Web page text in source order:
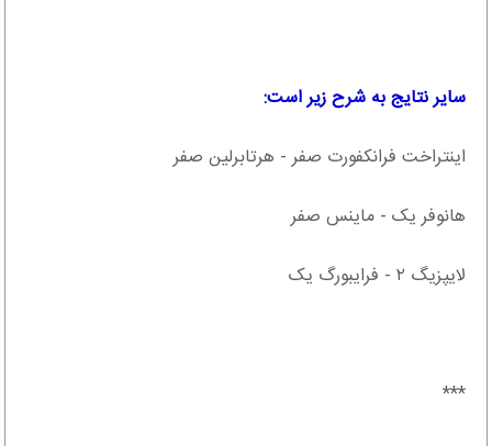
سایر نتایج به شرح زیر است:
اینتراخت فرانکفورت صفر - هرتابرلین صفر
هانوفر یک - ماینس صفر
لایپزیگ ۲ - فرایبورگ یک
***